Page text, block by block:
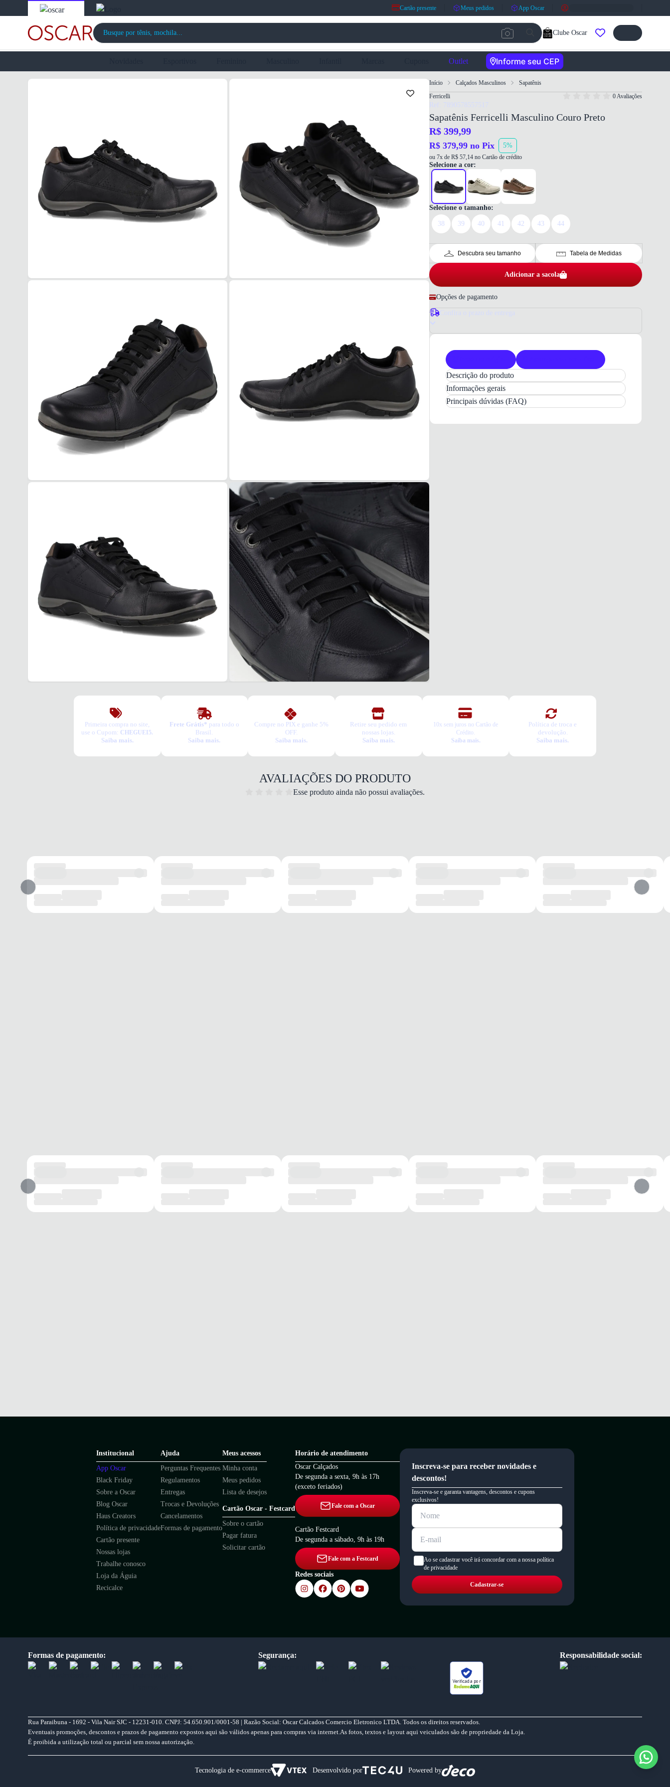
Cartão presente Meus pedidos App Oscar
Clube Oscar
Outlet Informe seu CEP
Início Calçados Masculinos
Sapatênis
Ferricelli
0 Avaliações
Ref: 7890578557517
Sapatênis Ferricelli Masculino Couro Preto
R$ 399,99
R$ 379,99 no Pix 5%
ou 7x de R$ 57,14 no Cartão de crédito
Selecione a cor:
Selecione o tamanho:
38 39 40 41 42 43 44
Descubra seu tamanho Tabela de Medidas
Adicionar a sacola
Opções de pagamento
Confira o prazo de entrega
Descrição do produto
Sapatênis Ferricelli Masculino
emcouro legítimo, um calçado que une elegância e
Informações gerais
Principais dúvidas (FAQ)
Primeira compra no site,
use o Cupom: CHEGUEI5.
Saiba mais.
Frete Grátis* para todo o
Brasil.
Saiba mais.
Compre no PIX e ganhe 5%
OFF.
Saiba mais.
Retire seu pedido em
nossas lojas.
Saiba mais.
10x sem juros no Cartão de
Crédito.
Saiba mais.
Política de troca e
devolução.
Saiba mais.
AVALIAÇÕES DO PRODUTO
Esse produto ainda não possui avaliações.
Institucional
App Oscar
Black Friday
Sobre a Oscar
Blog Oscar
Haus Creators
Política de privacidade
Cartão presente
Nossas lojas
Trabalhe conosco
Loja da Águia
Recicalce
Ajuda
Perguntas Frequentes
Regulamentos
Entregas
Trocas e Devoluções
Cancelamentos
Formas de pagamento
Meus acessos
Minha conta
Meus pedidos
Lista de desejos
Cartão Oscar - Festcard
Sobre o cartão
Pagar fatura
Solicitar cartão
Horário de atendimento
Oscar Calçados
De segunda a sexta, 9h às 17h
(exceto feriados)
Fale com a Oscar
Cartão Festcard
De segunda a sábado, 9h às 19h
Fale com a Festcard
Redes sociais
Inscreva-se para receber novidades e
descontos!
Inscreva-se e garanta vantagens, descontos e cupons
exclusivos!
Ao se cadastrar você irá concordar com a nossa política
de privacidade
Cadastrar-se
Formas de pagamento: Segurança:
Verificada por
Responsabilidade social:
Rua Paraibuna - 1692 - Vila Nair SJC - 12231-010. CNPJ: 54.650.901/0001-58 | Razão Social: Oscar Calcados Comercio Eletronico LTDA. Todos os direitos reservados.
Eventuais promoções, descontos e prazos de pagamento expostos aqui são válidos apenas para compras via internet.As fotos, textos e layout aqui veiculados são de propriedade da Loja.
É proibida a utilização total ou parcial sem nossa autorização.
Tecnologia de e-commerce Desenvolvido por Powered by